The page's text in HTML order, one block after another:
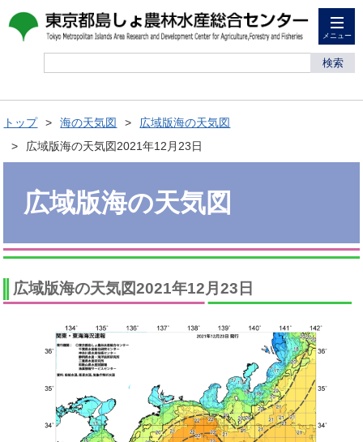
メニュー
検索
トップ 海の天気図
広域版海の天気図
広域版海の天気図2021年12月23日
広域版海の天気図
広域版海の天気図2021年12月23日